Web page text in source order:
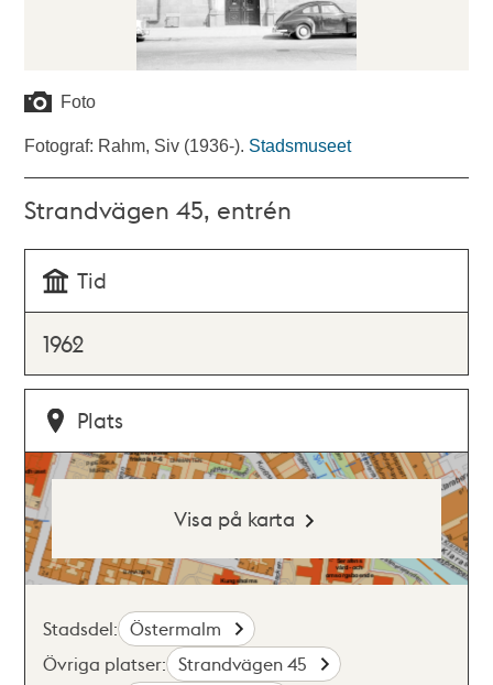
Foto
Fotograf: Rahm, Siv (1936-). Stadsmuseet
Strandvägen 45, entrén
Tid
1962
Plats
Visa på karta
Stadsdel: Östermalm
Övriga platser: Strandvägen 45